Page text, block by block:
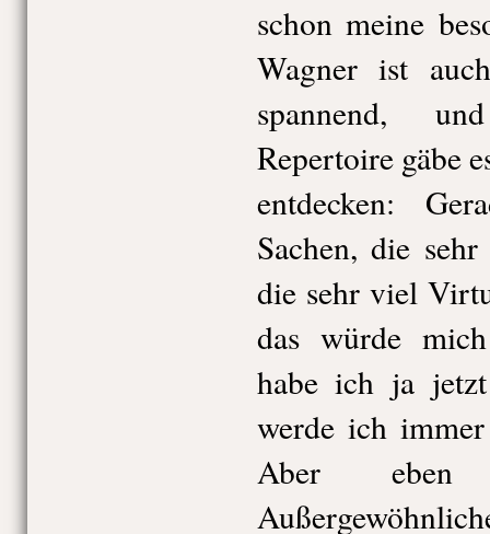
schon meine
Wagner ist
spannend,
Repertoire gäbe
entdecken:
Sachen, die
die sehr viel
das würde
habe ich ja jetzt
werde ich
Aber